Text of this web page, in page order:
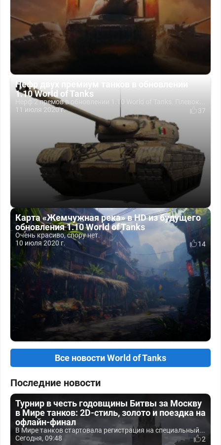
Нефр двух премиум танков в обновлении
1.10 World of Tanks
Нерф 2 премов в обновлении 1.10 World of Tanks. Плевок...
11 июля 2020 г.
37
Карта «Жемчужная река» в HD из будущего
обновления 1.10 World of Tanks
Очень красиво, спору нет.
10 июля 2020 г.
14
Все новости World of Tanks
Последние новости
Турнир в честь годовщины Битвы за Москву
в Мире танков: 2D-стиль, золото и поездка на
офлайн-финал
В Мире танков стартовала регистрация на специальный...
Сегодня, 09:48
2